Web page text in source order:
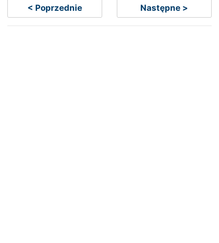
< Poprzednie Następne >